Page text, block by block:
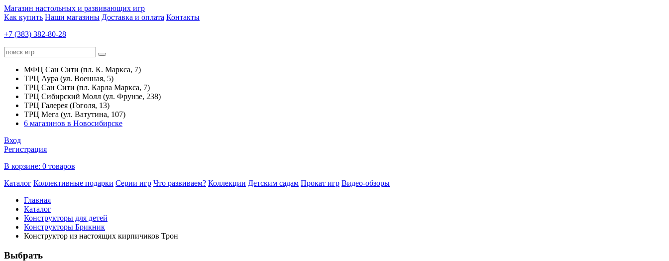
Магазин настольных и развивающих игр
Как купить Наши магазины Доставка и оплата Контакты
+7 (383) 382-80-28
МФЦ Сан Сити (пл. К. Маркса, 7)
ТРЦ Аура (ул. Военная, 5)
ТРЦ Сан Сити (пл. Карла Маркса, 7)
ТРЦ Сибирский Молл (ул. Фрунзе, 238)
ТРЦ Галерея (Гоголя, 13)
ТРЦ Мега (ул. Ватутина, 107)
6 магазинов в Новосибирске
Вход
Регистрация
В корзине: 0 товаров
Каталог Коллективные подарки Серии игр Что развиваем? Коллекции Детским садам Прокат игр Видео-обзоры
Главная
Каталог
Конструкторы для детей
Конструкторы Брикник
Конструктор из настоящих кирпичиков Трон
Выбрать